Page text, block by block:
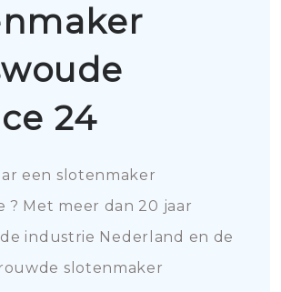
24
een slotenmaker
? Met meer dan 20 jaar
industrie Nederland en de
slotenmaker